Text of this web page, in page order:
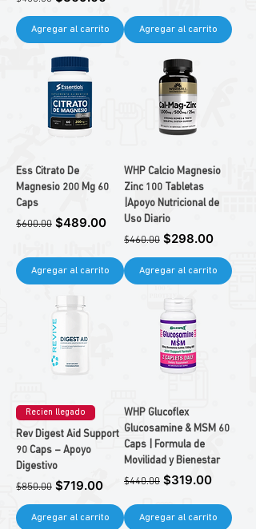
Agregar al carrito Agregar al carrito
Ess Citrato De
Magnesio 200 Mg 60
Caps
Precio
$600.00 Precio de oferta
$489.00
Agregar al carrito
WHP Calcio Magnesio
Zinc 100 Tabletas
|Apoyo Nutricional de
Uso Diario
Precio
$460.00 Precio de oferta
$298.00
Agregar al carrito
Recien llegado
Rev Digest Aid Support
90 Caps – Apoyo
Digestivo
Precio
$850.00 Precio de oferta
$719.00
Agregar al carrito
WHP Glucoflex
Glucosamine & MSM 60
Caps | Formula de
Movilidad y Bienestar
Precio
$440.00 Precio de oferta
$319.00
Agregar al carrito